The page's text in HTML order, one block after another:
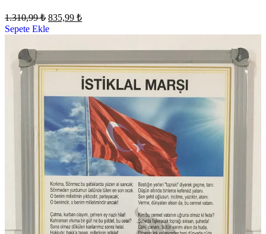
1.310,99₺ 835,99 ₺
Sepete Ekle